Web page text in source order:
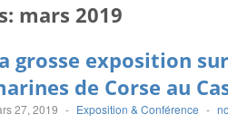
mars 2019
grosse exposition
de Corse au
27, 2019 - Exposition & Conférence -